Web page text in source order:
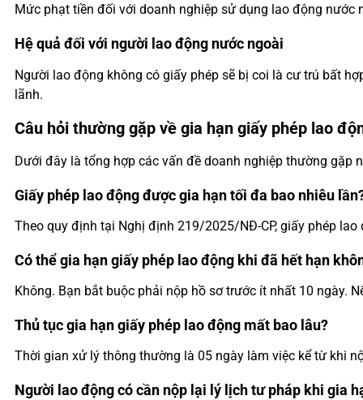
Mức phạt tiền đối với doanh nghiệp sử dụng lao động
Hệ quả đối với người lao động nước ngoài
Người lao động không có giấy phép sẽ bị coi là cư trú bất
lãnh.
Câu hỏi thường gặp về gia hạn giấy phép lao
Dưới đây là tổng hợp các vấn đề doanh nghiệp thường gặp
Giấy phép lao động được gia hạn tối đa bao nhiêu
Theo quy định tại Nghị định 219/2025/NĐ-CP, giấy phép
Có thể gia hạn giấy phép lao động khi đã hết hạn
Không. Bạn bắt buộc phải nộp hồ sơ trước ít nhất 10 ngày.
Thủ tục gia hạn giấy phép lao động mất bao lâu?
Thời gian xử lý thông thường là 05 ngày làm việc kể từ khi
Người lao động có cần nộp lại lý lịch tư pháp khi gia